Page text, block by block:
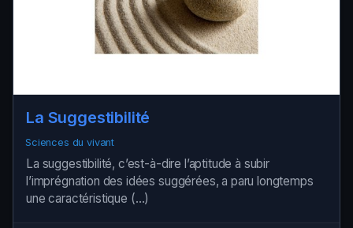
La Suggestibilité
Sciences du vivant
La suggestibilité, c’est-à-dire l’aptitude à subir
l’imprégnation des idées suggérées, a paru longtemps
une caractéristique (…)